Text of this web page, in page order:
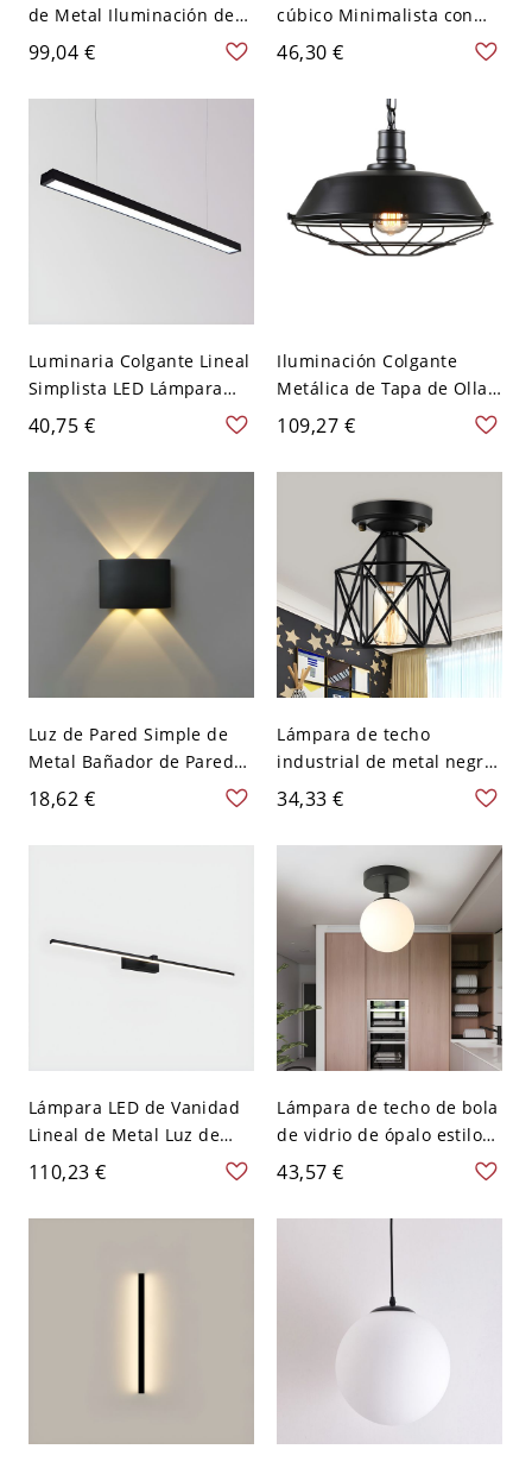
de Metal Iluminación de
Techo Simple de Redondo
para Cuarto - Negro 110 A
120 V 22,86 cm Blanco
99,04 €
cúbico Minimalista con
acabado negro de 2
cabezas y luz LED blanca
hacia arriba y hacia abajo
46,30 €
Luminaria Colgante Lineal
Simplista LED Lámpara
Suspendida de Metal para
Despacho - 110 A 120 V
Negro Blanco 59,69 cm
40,75 €
Iluminación Colgante
Metálica de Tapa de Olla
1 Cabeza Luz Pendiente
Industrial para Bar - 110 A
120 V Negro 26,67 cm
109,27 €
Luz de Pared Simple de
Metal Bañador de Pared
LED para Pasillo - 110 A
120 V Negro 4 Blanco
18,62 €
Lámpara de techo
industrial de metal negro
con diseño de jaula
hexagonal para sala de
estar semi empotrada
34,33 €
Lámpara LED de Vanidad
Lineal de Metal Luz de
Pared Simple para
Tocador - 110 A 120 V
Negro Blanco 40,64 cm
110,23 €
Lámpara de techo de bola
de vidrio de ópalo estilo
simple con montaje
empotrado de 1 luz y
dosel negro
43,57 €